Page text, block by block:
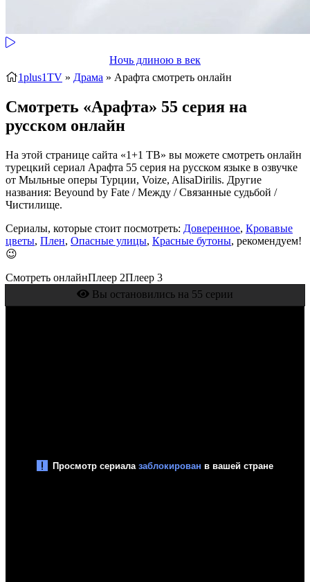
Ночь длиною в век
1plus1TV » Драма » Арафта смотреть онлайн
Смотреть «Арафта» 55 серия на
русском онлайн
На этой странице сайта «1+1 ТВ» вы можете смотреть онлайн
турецкий сериал Арафта 55 серия на русском языке в озвучке
от Мыльные оперы Турции, Voize, AlisaDirilis. Другие
названия: Beyound by Fate / Между / Связанные судьбой /
Чистилище.
Сериалы, которые стоит посмотреть: Доверенное, Кровавые
цветы, Плен, Опасные улицы, Красные бутоны, рекомендуем!
😉
Смотреть онлайнПлеер 2Плеер 3
Вы остановились на 55 серии